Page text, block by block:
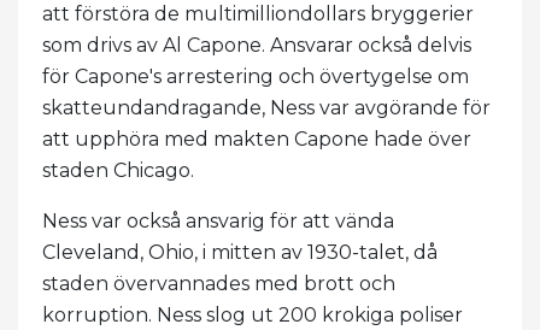
att förstöra de multimilliondollars bryggerier
som drivs av Al Capone. Ansvarar också delvis
för Capone's arrestering och övertygelse om
skatteundandragande, Ness var avgörande för
att upphöra med makten Capone hade över
staden Chicago.
Ness var också ansvarig för att vända
Cleveland, Ohio, i mitten av 1930-talet, då
staden övervannades med brott och
korruption. Ness slog ut 200 krokiga poliser